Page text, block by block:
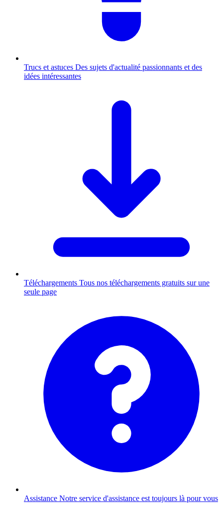
Trucs et astuces Des sujets d'actualité passionnants et des
idées intéressantes
Téléchargements Tous nos téléchargements gratuits sur une
seule page
Assistance Notre service d'assistance est toujours là pour vous